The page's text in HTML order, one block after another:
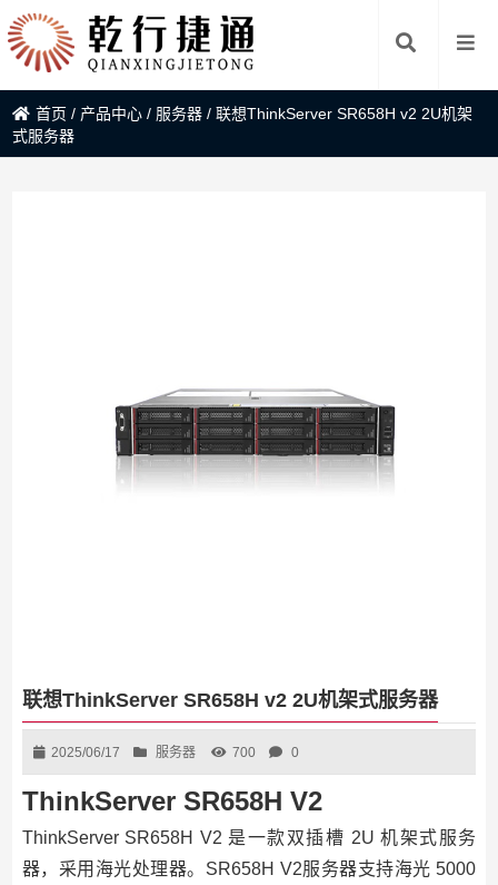
首页 / 产品中心 / 服务器 /联想ThinkServer SR658H v2 2U机架
式服务器
联想ThinkServer SR658H v2 2U机架式服务器
2025/06/17 服务器 700 0
ThinkServer SR658H V2
ThinkServer SR658H V2 是一款双插槽 2U 机架式服务
器，采用海光处理器。SR658H V2服务器支持海光 5000